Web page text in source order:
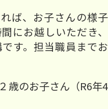
ば、お子さんの様子
にお越しいただき、
す。担当職員までお
歳のお子さん（R6年4